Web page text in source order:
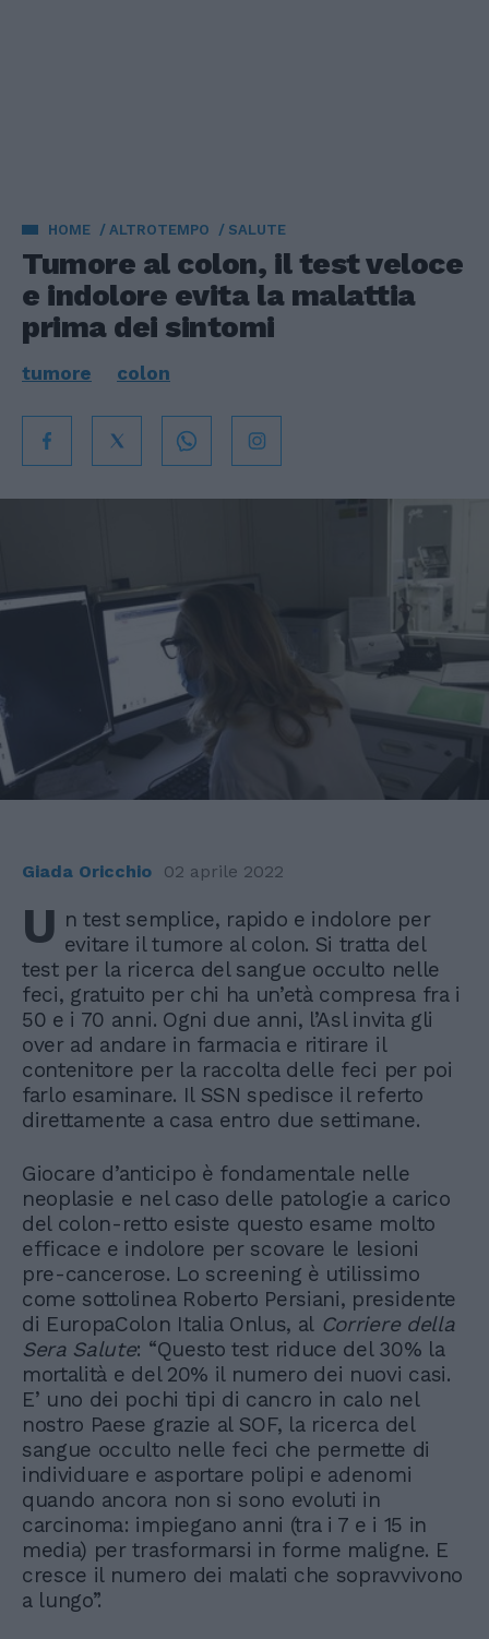
HOME ALTROTEMPO SALUTE
Tumore al colon, il test veloce
e indolore evita la malattia
prima dei sintomi
tumore colon
Giada Oricchio 02 aprile 2022
U n test semplice, rapido e indolore per
evitare il tumore al colon. Si tratta del
test per la ricerca del sangue occulto nelle
feci, gratuito per chi ha un’età compresa fra i
50 e i 70 anni. Ogni due anni, l’Asl invita gli
over ad andare in farmacia e ritirare il
contenitore per la raccolta delle feci per poi
farlo esaminare. Il SSN spedisce il referto
direttamente a casa entro due settimane.
Giocare d’anticipo è fondamentale nelle
neoplasie e nel caso delle patologie a carico
del colon-retto esiste questo esame molto
efficace e indolore per scovare le lesioni
pre-cancerose. Lo screening è utilissimo
come sottolinea Roberto Persiani, presidente
di EuropaColon Italia Onlus, al Corriere della
Sera Salute: “Questo test riduce del 30% la
mortalità e del 20% il numero dei nuovi casi.
E’ uno dei pochi tipi di cancro in calo nel
nostro Paese grazie al SOF, la ricerca del
sangue occulto nelle feci che permette di
individuare e asportare polipi e adenomi
quando ancora non si sono evoluti in
carcinoma: impiegano anni (tra i 7 e i 15 in
media) per trasformarsi in forme maligne. E
cresce il numero dei malati che sopravvivono
a lungo”.